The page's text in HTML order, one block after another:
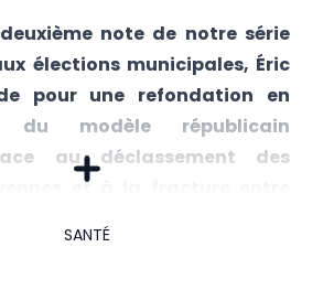
note de notre série
élections municipales, Éric
pour une refondation en
du modèle républicain
au déclassement des
et à la fracture entre
SANTÉ